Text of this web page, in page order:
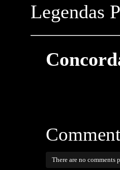
Legendas
There are no comments